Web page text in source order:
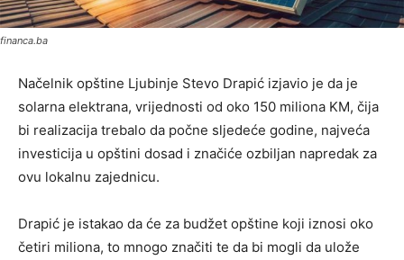
financa.ba
Načelnik opštine Ljubinje Stevo Drapić izjavio je da je
solarna elektrana, vrijednosti od oko 150 miliona KM, čija
bi realizacija trebalo da počne sljedeće godine, najveća
investicija u opštini dosad i značiće ozbiljan napredak za
ovu lokalnu zajednicu.
Drapić je istakao da će za budžet opštine koji iznosi oko
četiri miliona, to mnogo značiti te da bi mogli da ulože